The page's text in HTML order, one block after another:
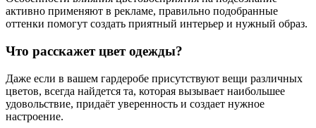
активно применяют в рекламе, правильно подобранные
оттенки помогут создать приятный интерьер и нужный образ.
Что расскажет цвет одежды?
Даже если в вашем гардеробе присутствуют вещи различных
цветов, всегда найдется та, которая вызывает наибольшее
удовольствие, придаёт уверенность и создает нужное
настроение.